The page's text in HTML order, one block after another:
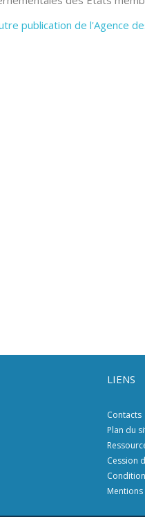
publication de l'Agence
LIENS
Contacts
Plan du
Cession